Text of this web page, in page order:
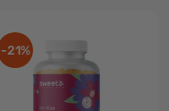
-21%